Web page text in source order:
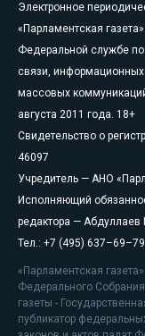
Электронное
«Парламентская
Федеральной службе
связи, информационных
массовых
августа 2011 года. 18+
Свидетельство о
46097
Учредитель — АНО
Исполняющий
редактора — Абдуллаев
Тел.: +7 (495)
«Парламентская
Федерального
газеты -
публикатор